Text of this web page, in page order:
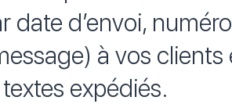
date d’envoi,
à vos
expédiés.